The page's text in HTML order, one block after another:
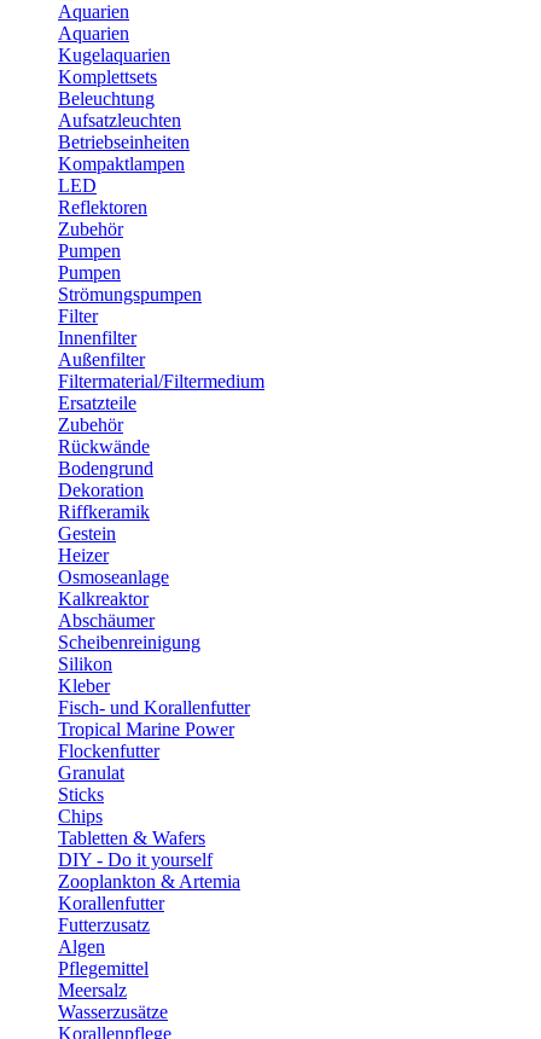
Aquarien
Aquarien
Kugelaquarien
Komplettsets
Beleuchtung
Aufsatzleuchten
Betriebseinheiten
Kompaktlampen
LED
Reflektoren
Zubehör
Pumpen
Pumpen
Strömungspumpen
Filter
Innenfilter
Außenfilter
Filtermaterial/Filtermedium
Ersatzteile
Zubehör
Rückwände
Bodengrund
Dekoration
Riffkeramik
Gestein
Heizer
Osmoseanlage
Kalkreaktor
Abschäumer
Scheibenreinigung
Silikon
Kleber
Fisch- und Korallenfutter
Tropical Marine Power
Flockenfutter
Granulat
Sticks
Chips
Tabletten & Wafers
DIY - Do it yourself
Zooplankton & Artemia
Korallenfutter
Futterzusatz
Algen
Pflegemittel
Meersalz
Wasserzusätze
Korallenpflege